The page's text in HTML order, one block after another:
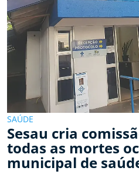
SAÚDE
Sesau cria
todas as mortes
municipal de